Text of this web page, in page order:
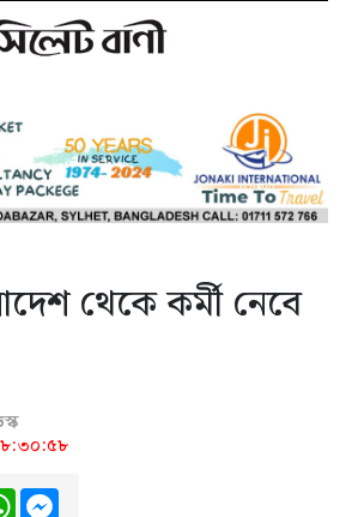
থেকে কর্মী নেবে
WhatsApp